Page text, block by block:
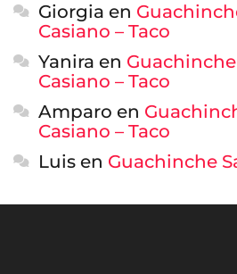
Giorgia en
Casiano – Taco
Yanira en
Casiano – Taco
Amparo en
Casiano – Taco
Luis en Guachinche